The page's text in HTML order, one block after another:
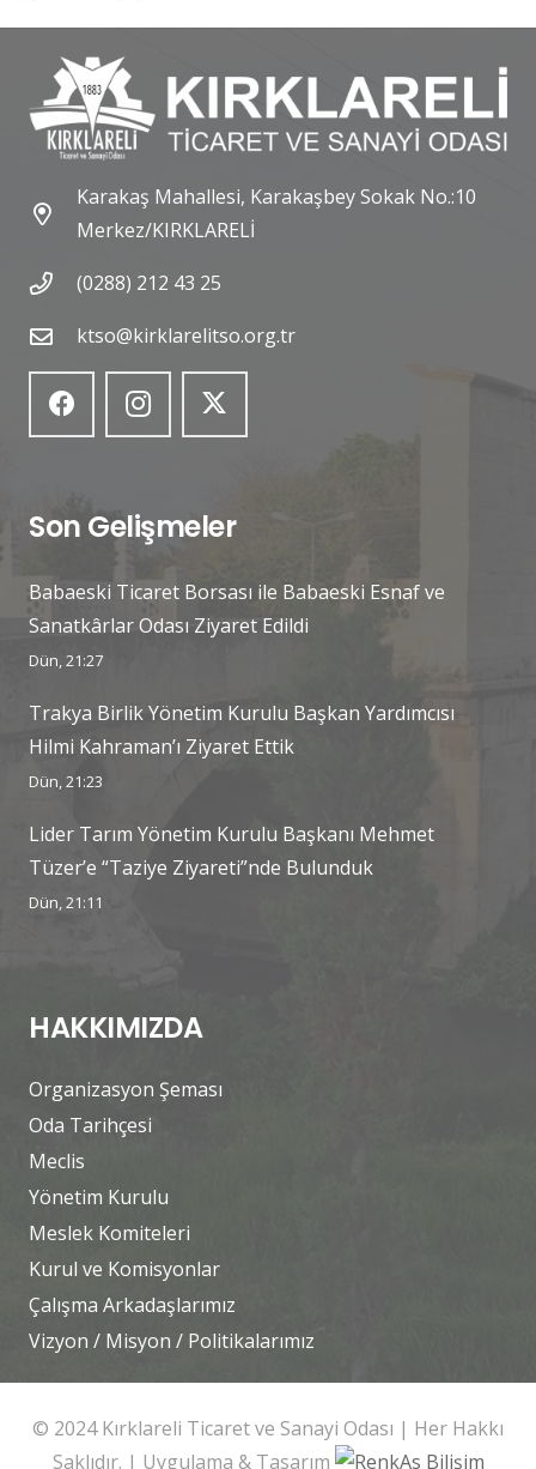
Karakaş Mahallesi, Karakaşbey Sokak No.:10
Merkez/KIRKLARELİ
(0288) 212 43 25
ktso@kirklarelitso.org.tr
Son Gelişmeler
Babaeski Ticaret Borsası ile Babaeski Esnaf ve
Sanatkârlar Odası Ziyaret Edildi
Dün, 21:27
Trakya Birlik Yönetim Kurulu Başkan Yardımcısı
Hilmi Kahraman’ı Ziyaret Ettik
Dün, 21:23
Lider Tarım Yönetim Kurulu Başkanı Mehmet
Tüzer’e “Taziye Ziyareti”nde Bulunduk
Dün, 21:11
HAKKIMIZDA
Organizasyon Şeması
Oda Tarihçesi
Meclis
Yönetim Kurulu
Meslek Komiteleri
Kurul ve Komisyonlar
Çalışma Arkadaşlarımız
Vizyon / Misyon / Politikalarımız
© 2024 Kırklareli Ticaret ve Sanayi Odası | Her Hakkı
Saklıdır. | Uygulama & Tasarım